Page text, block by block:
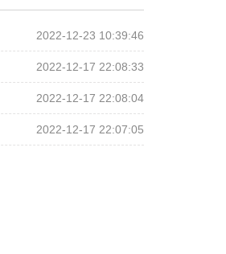
2022-12-23 10:39:46
2022-12-17 22:08:33
2022-12-17 22:08:04
2022-12-17 22:07:05